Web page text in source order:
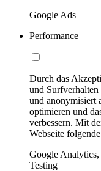
Google Ads
Performance
Durch das
und Surfverhalten
und anonymisiert
optimieren und
verbessern. Mit
Webseite
Google
Testing